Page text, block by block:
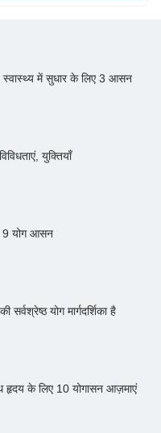
स्वास्थ्य में सुधार के लिए 3 आसन
युक्तियाँ
9 योग आसन
सर्वश्रेष्ठ योग मार्गदर्शिका है
हृदय के लिए 10 योगासन आज़माएं